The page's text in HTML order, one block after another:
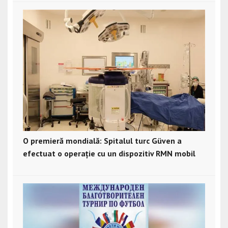
O premieră mondială: Spitalul turc Güven a
efectuat o operație cu un dispozitiv RMN mobil